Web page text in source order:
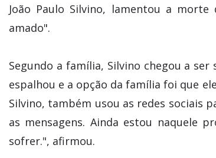
João Paulo Silvino, lamentou a
amado".
Segundo a família, Silvino chegou a
espalhou e a opção da família foi que
Silvino, também usou as redes sociais
as mensagens. Ainda estou naquele
sofrer.", afirmou.